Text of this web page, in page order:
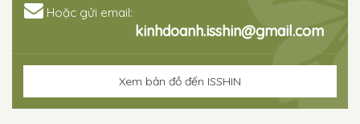
Hoặc gửi email:
kinhdoanh.isshin@gmail.com
Xem bản đồ đến ISSHIN